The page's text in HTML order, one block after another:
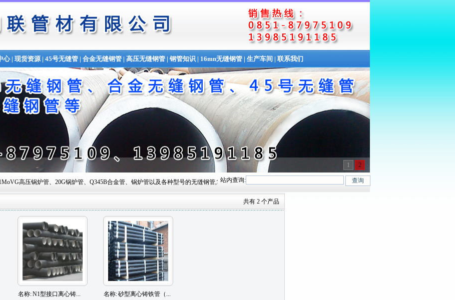
心| 现货资源| 45号无缝管| 合金无缝钢管| 高压无缝钢管| 钢管知识| 16mn无缝钢管| 生产车间 | 联系我们
1 2
高压锅炉管、20G锅炉管、Q345B合金管、锅炉管以及各种型号的无缝钢管,常备材质：20#、35#、45#、20G、40Cr、20Cr、16Mn-45Mn、27SiMn、Cr5Mo、
站内查询:
共有 2 个产品
名称:N1型接口离心铸...
名称:砂型离心铸铁管（...